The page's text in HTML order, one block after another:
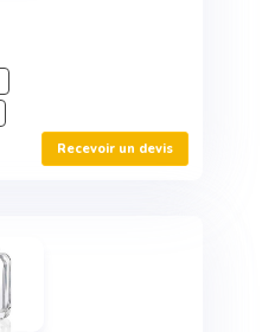
Recevoir un devis